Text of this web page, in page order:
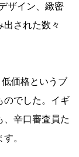
ザイン、緻密
された数々
価格というブ
のでした。イギ
、辛口審査員た
。